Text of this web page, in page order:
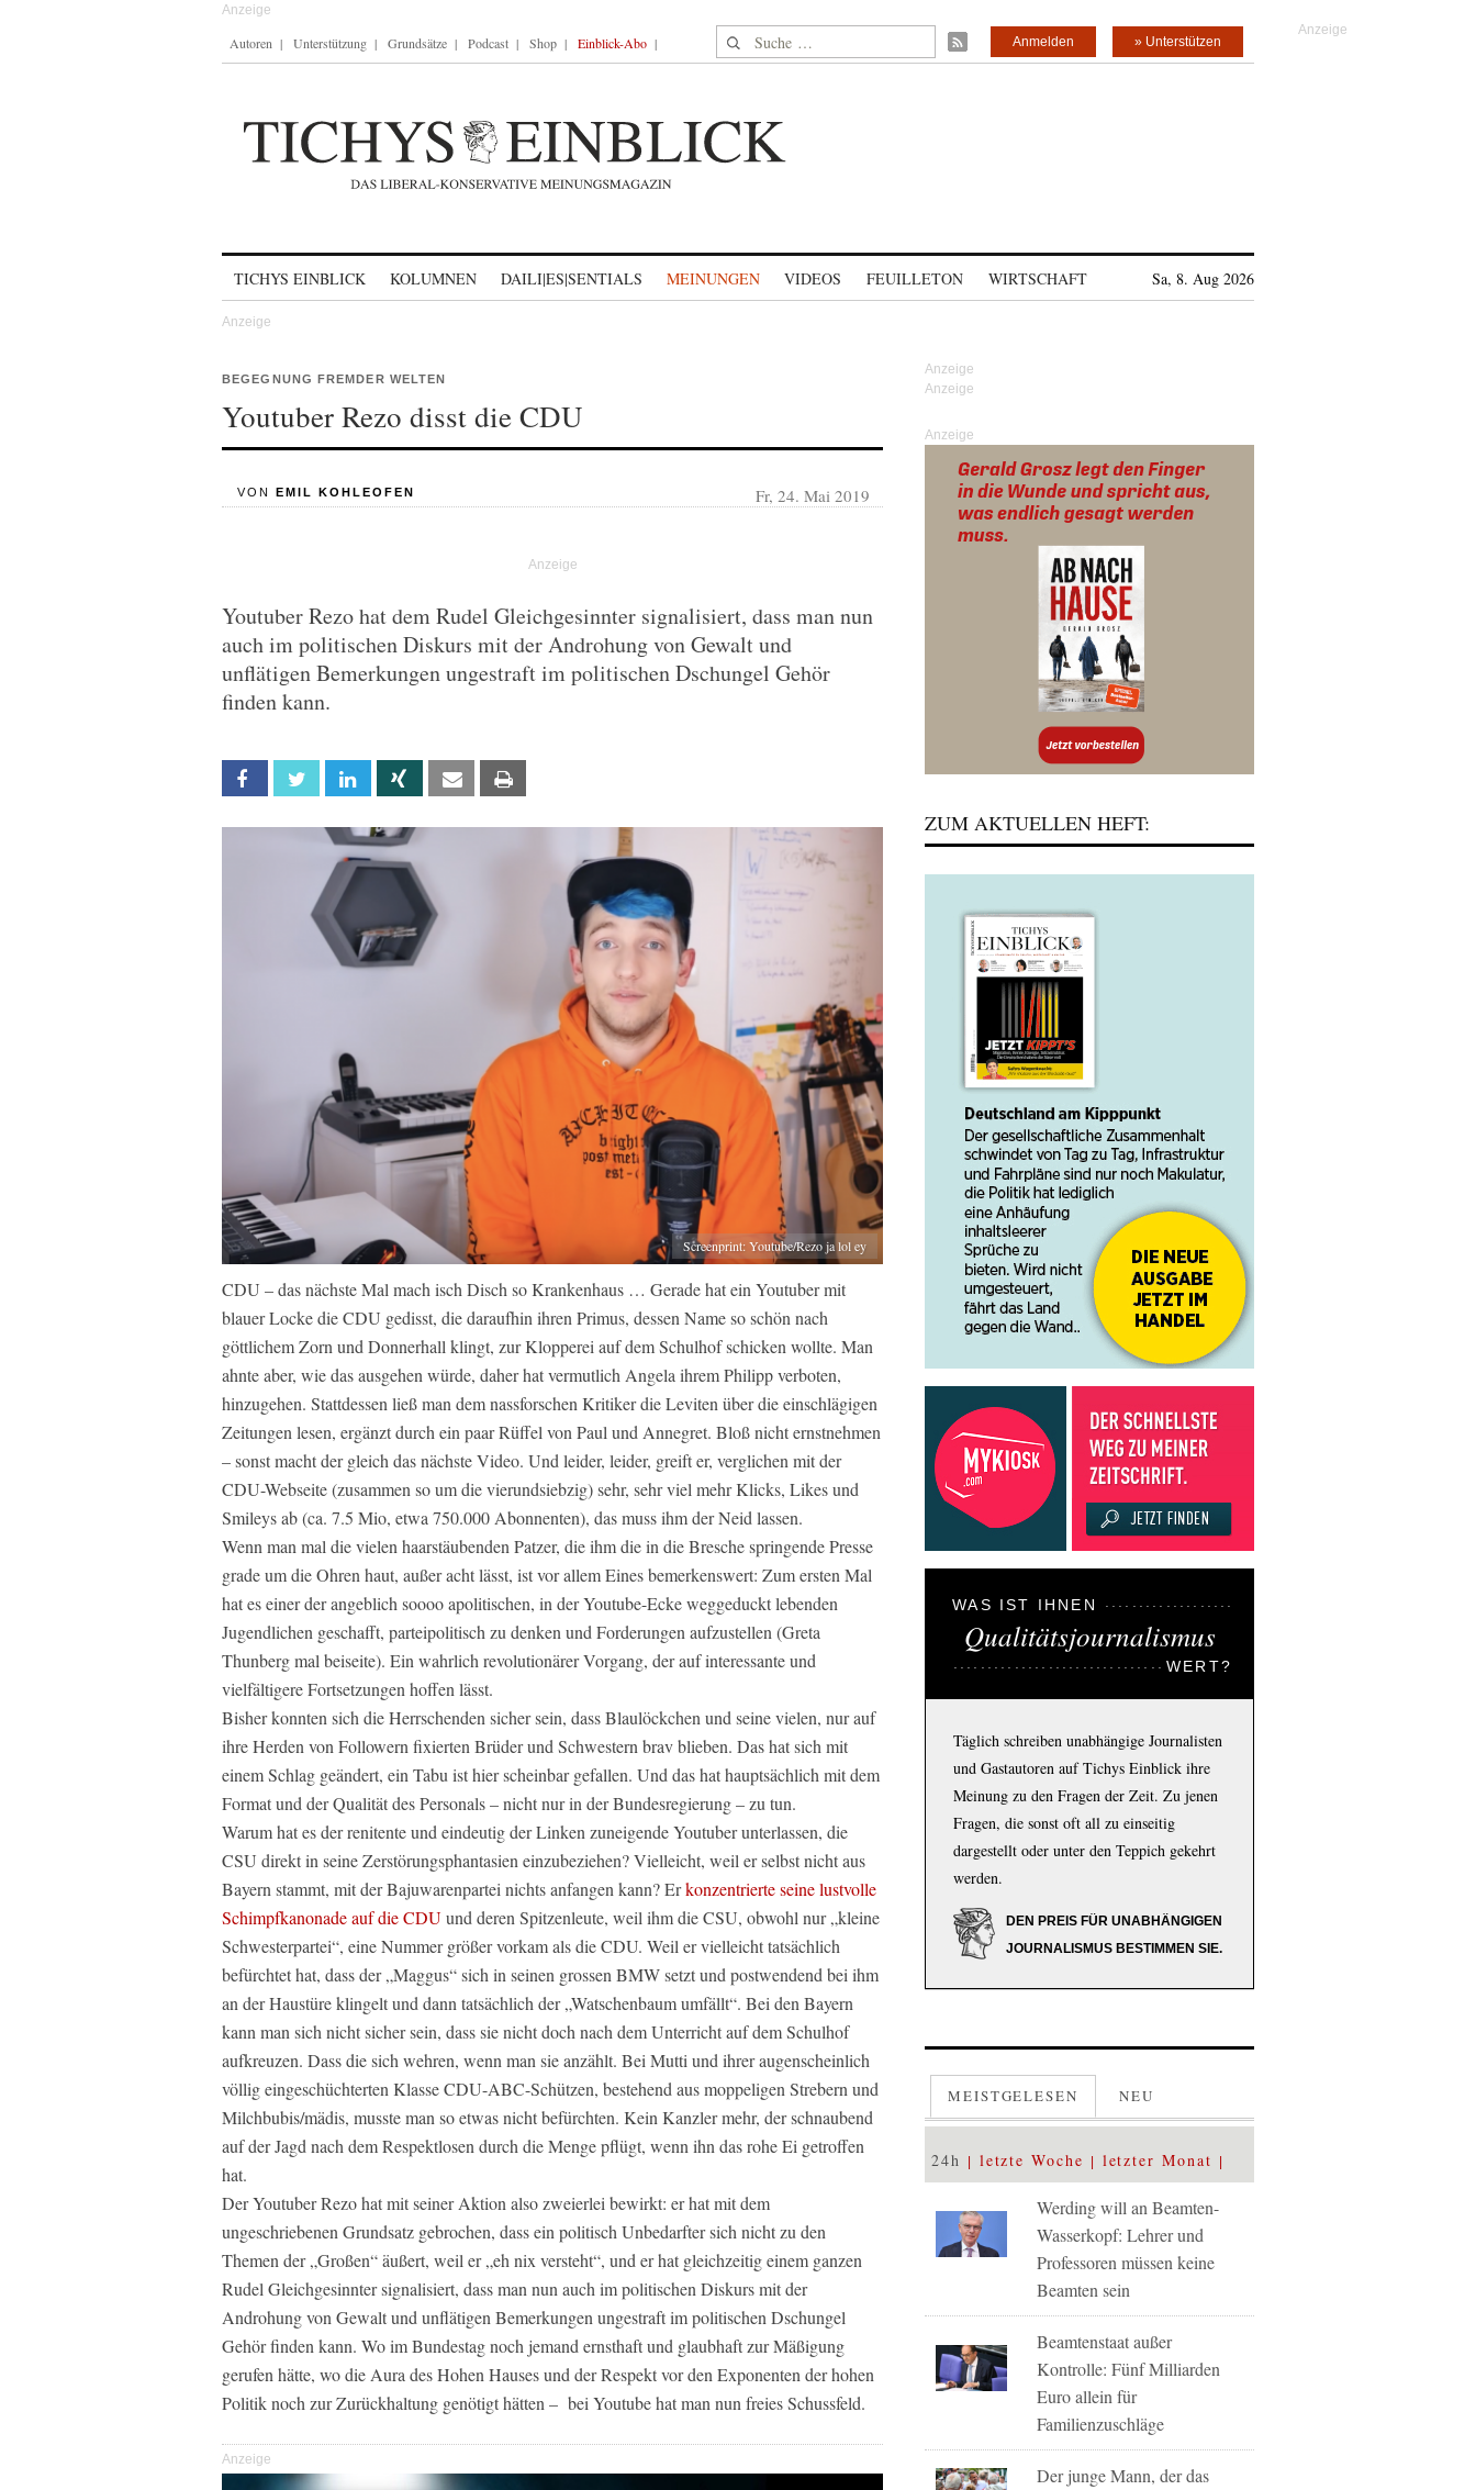
Autoren Unterstützung Grundsätze Podcast Shop Einblick-Abo Suche nach: » Unterstützen
Anmelden
TICHYS EINBLICK KOLUMNEN DAILI|ES|SENTIALS MEINUNGEN VIDEOS FEUILLETON WIRTSCHAFT Sa, 8. Aug 2026
BEGEGNUNG FREMDER WELTEN
Youtuber Rezo disst die CDU
VON EMIL KOHLEOFEN Fr, 24. Mai 2019
Youtuber Rezo hat dem Rudel Gleichgesinnter signalisiert, dass man nun
auch im politischen Diskurs mit der Androhung von Gewalt und
unflätigen Bemerkungen ungestraft im politischen Dschungel Gehör
finden kann.
Facebook Twitter Linkedin Xing Email
Screenprint: Youtube/Rezo ja lol ey
CDU – das nächste Mal mach isch Disch so Krankenhaus … Gerade hat ein Youtuber mit
blauer Locke die CDU gedisst, die daraufhin ihren Primus, dessen Name so schön nach
göttlichem Zorn und Donnerhall klingt, zur Klopperei auf dem Schulhof schicken wollte. Man
ahnte aber, wie das ausgehen würde, daher hat vermutlich Angela ihrem Philipp verboten,
hinzugehen. Stattdessen ließ man dem nassforschen Kritiker die Leviten über die einschlägigen
Zeitungen lesen, ergänzt durch ein paar Rüffel von Paul und Annegret. Bloß nicht ernstnehmen
– sonst macht der gleich das nächste Video. Und leider, leider, greift er, verglichen mit der
CDU-Webseite (zusammen so um die vierundsiebzig) sehr, sehr viel mehr Klicks, Likes und
Smileys ab (ca. 7.5 Mio, etwa 750.000 Abonnenten), das muss ihm der Neid lassen.
Wenn man mal die vielen haarstäubenden Patzer, die ihm die in die Bresche springende Presse
grade um die Ohren haut, außer acht lässt, ist vor allem Eines bemerkenswert: Zum ersten Mal
hat es einer der angeblich soooo apolitischen, in der Youtube-Ecke weggeduckt lebenden
Jugendlichen geschafft, parteipolitisch zu denken und Forderungen aufzustellen (Greta
Thunberg mal beiseite). Ein wahrlich revolutionärer Vorgang, der auf interessante und
vielfältigere Fortsetzungen hoffen lässt.
Bisher konnten sich die Herrschenden sicher sein, dass Blaulöckchen und seine vielen, nur auf
ihre Herden von Followern fixierten Brüder und Schwestern brav blieben. Das hat sich mit
einem Schlag geändert, ein Tabu ist hier scheinbar gefallen. Und das hat hauptsächlich mit dem
Format und der Qualität des Personals – nicht nur in der Bundesregierung – zu tun.
Warum hat es der renitente und eindeutig der Linken zuneigende Youtuber unterlassen, die
CSU direkt in seine Zerstörungsphantasien einzubeziehen? Vielleicht, weil er selbst nicht aus
Bayern stammt, mit der Bajuwarenpartei nichts anfangen kann? Erkonzentrierte seine lustvolle
Schimpfkanonade auf die CDUund deren Spitzenleute, weil ihm die CSU, obwohl nur „kleine
Schwesterpartei“, eine Nummer größer vorkam als die CDU. Weil er vielleicht tatsächlich
befürchtet hat, dass der „Maggus“ sich in seinen grossen BMW setzt und postwendend bei ihm
an der Haustüre klingelt und dann tatsächlich der „Watschenbaum umfällt“. Bei den Bayern
kann man sich nicht sicher sein, dass sie nicht doch nach dem Unterricht auf dem Schulhof
aufkreuzen. Dass die sich wehren, wenn man sie anzählt. Bei Mutti und ihrer augenscheinlich
völlig eingeschüchterten Klasse CDU-ABC-Schützen, bestehend aus moppeligen Strebern und
Milchbubis/mädis, musste man so etwas nicht befürchten. Kein Kanzler mehr, der schnaubend
auf der Jagd nach dem Respektlosen durch die Menge pflügt, wenn ihn das rohe Ei getroffen
hat.
Der Youtuber Rezo hat mit seiner Aktion also zweierlei bewirkt: er hat mit dem
ungeschriebenen Grundsatz gebrochen, dass ein politisch Unbedarfter sich nicht zu den
Themen der „Großen“ äußert, weil er „eh nix versteht“, und er hat gleichzeitig einem ganzen
Rudel Gleichgesinnter signalisiert, dass man nun auch im politischen Diskurs mit der
Androhung von Gewalt und unflätigen Bemerkungen ungestraft im politischen Dschungel
Gehör finden kann. Wo im Bundestag noch jemand ernsthaft und glaubhaft zur Mäßigung
gerufen hätte, wo die Aura des Hohen Hauses und der Respekt vor den Exponenten der hohen
Politik noch zur Zurückhaltung genötigt hätten – bei Youtube hat man nun freies Schussfeld.
Anzeige
Anzeige
ZUM AKTUELLEN HEFT:
WAS IST IHNEN
Qualitätsjournalismus
WERT?
Täglich schreiben unabhängige Journalisten
und Gastautoren auf Tichys Einblick ihre
Meinung zu den Fragen der Zeit. Zu jenen
Fragen, die sonst oft all zu einseitig
dargestellt oder unter den Teppich gekehrt
werden.
DEN PREIS FÜR UNABHÄNGIGEN
JOURNALISMUS BESTIMMEN SIE.
MEISTGELESEN NEU
24h letzte Woche letzter Monat
Werding will an Beamten-
Wasserkopf: Lehrer und
Professoren müssen keine
Beamten sein
Beamtenstaat außer
Kontrolle: Fünf Milliarden
Euro allein für
Familienzuschläge
Der junge Mann, der das